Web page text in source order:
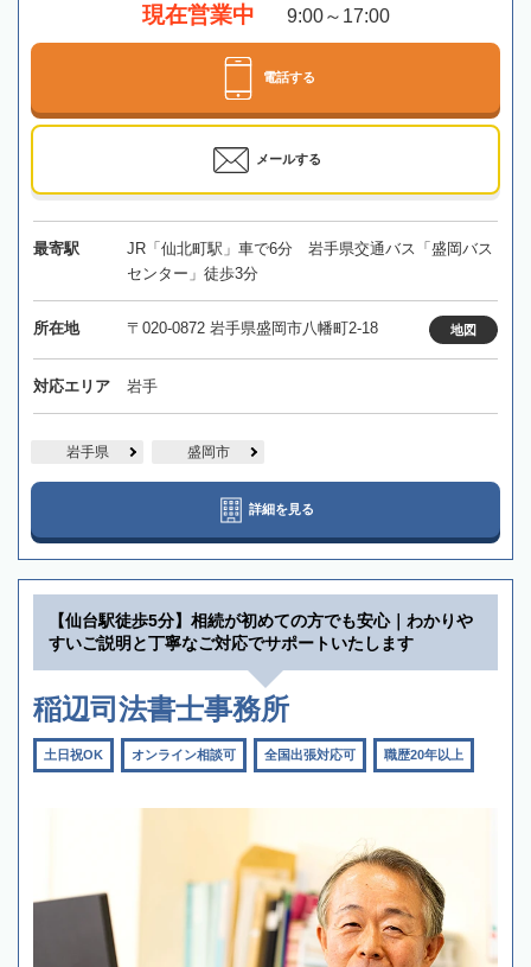
現在営業中 9:00～17:00
電話する
メールする
最寄駅
JR「仙北町駅」車で6分 岩手県交通バス「盛岡バス
センター」徒歩3分
所在地 〒020-0872 岩手県盛岡市八幡町2-18 地図
対応エリア 岩手
岩手県 盛岡市
詳細を見る
【仙台駅徒歩5分】相続が初めての方でも安心｜わかりや
すいご説明と丁寧なご対応でサポートいたします
稲辺司法書士事務所
土日祝OK オンライン相談可 全国出張対応可 職歴20年以上